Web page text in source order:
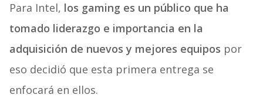
Para Intel, los gaming es un público que ha
tomado liderazgo e importancia en la
adquisición de nuevos y mejores equipos por
eso decidió que esta primera entrega se
enfocará en ellos.